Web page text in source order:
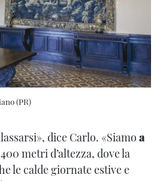
(PR)
dice Carlo. «Siamo a
metri d’altezza, dove la
le calde giornate estive e